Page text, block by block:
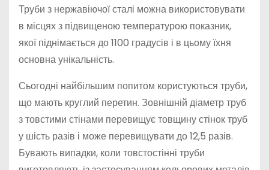
Труби з нержавіючої сталі можна використовувати
в місцях з підвищеною температурою показник,
якої піднімається до 1100 градусів і в цьому їхня
основна унікальність.
Сьогодні найбільшим попитом користуються труби,
що мають круглий перетин. Зовнішній діаметр труб
з товстими стінами перевищує товщину стінок труб
у шість разів і може перевищувати до 12,5 разів.
Бувають випадки, коли товстостінні труби